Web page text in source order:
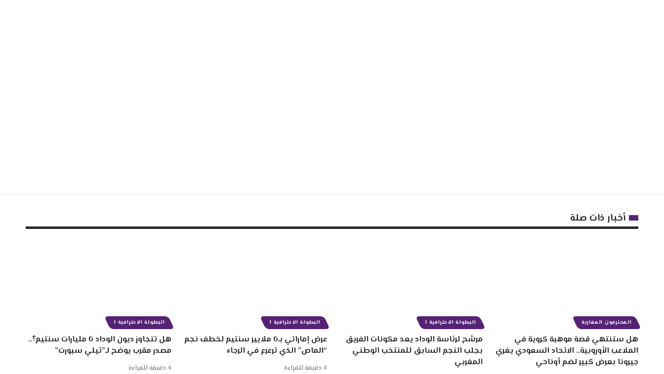
أخبار ذات صلة
المحترفون المغاربة
هل ستنتهي قصة موهبة كروية في
الملاعب الأوروبية.. الاتحاد السعودي يغري
جيرونا بعرض كبير لضم أوناحي
البطولة الاحترافية 1
مرشح لرئاسة الوداد يعد مكونات الفريق
بجلب النجم السابق للمنتخب الوطني
المغربي
البطولة الاحترافية 1
عرض إماراتي بـ6 ملايير سنتيم لخطف نجم
“الماص” الذي ترعرع في الرجاء
4 دقيقة للقراءة
البطولة الاحترافية 1
هل تتجاوز ديون الوداد 6 مليارات سنتيم؟..
مصدر مقرب يوضح لـ”تيلي سبورت”
4 دقيقة للقراءة